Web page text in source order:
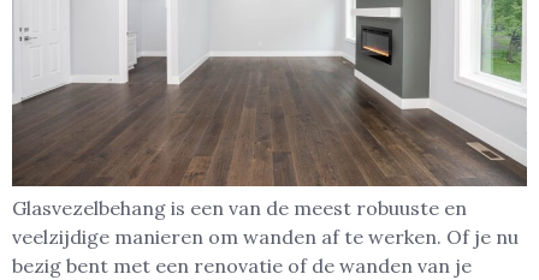
Glasvezelbehang is een van de meest robuuste en
veelzijdige manieren om wanden af te werken. Of je nu
bezig bent met een renovatie of de wanden van je